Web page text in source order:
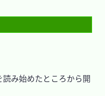
み始めたところから開